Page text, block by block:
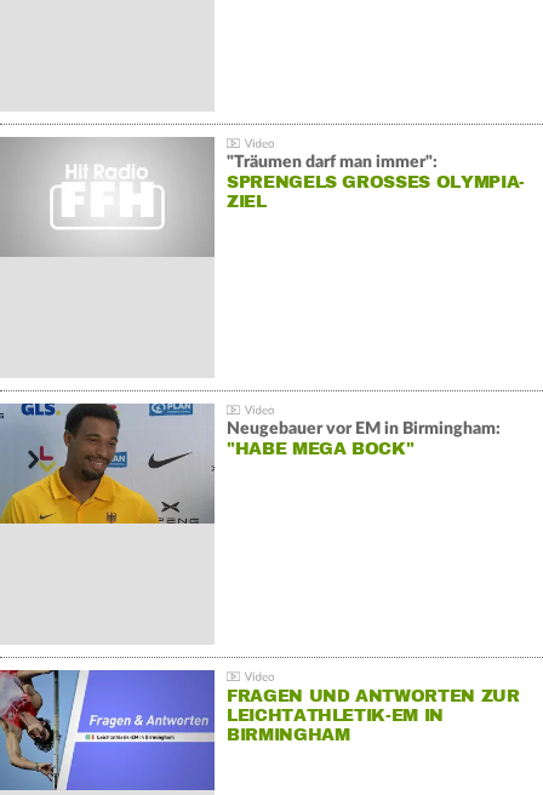
"Träumen darf man immer":
SPRENGELS GROSSES OLYMPIA-Z
IEL
Neugebauer vor EM in Birmingham:
"HABE MEGA BOCK"
FRAGEN UND ANTWORTEN ZUR
LEICHTATHLETIK-EM IN
BIRMINGHAM